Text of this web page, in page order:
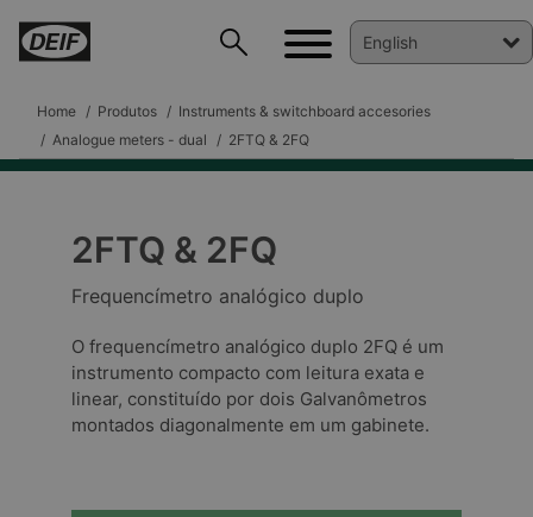
Home Produtos
Instruments & switchboard accesories
Analogue meters - dual
2FTQ & 2FQ
2FTQ & 2FQ
Frequencímetro analógico duplo
O frequencímetro analógico duplo 2FQ é um
instrumento compacto com leitura exata e
linear, constituído por dois Galvanômetros
montados diagonalmente em um gabinete.
DEIF PowerAI